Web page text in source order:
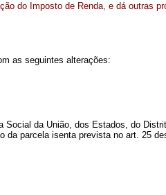
do Imposto de Renda, e dá outras
as seguintes alterações:
Social da União, dos Estados, do
da parcela isenta prevista no art. 25